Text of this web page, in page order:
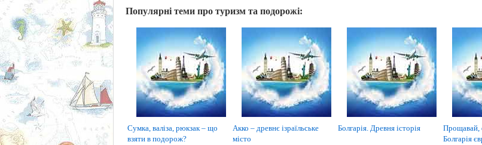
Популярні теми про туризм та подорожі:
Сумка, валіза, рюкзак – що
взяти в подорож?
Акко – древнє ізраїльське
місто
Болгарія. Древня історія
Прощавай,
Болгарія